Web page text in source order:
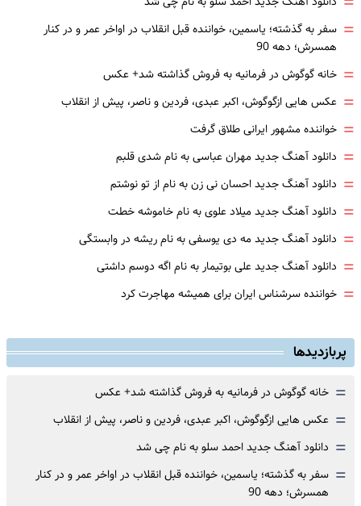
= سفر به گذشته؛ یاسمین، خواننده قبل انقلاب در اواخر عمر و در کنار
همسرش؛ دهه 90
= خانه گوگوش در فرمانیه به فروش گذاشته شد+ عکس
= عکس هایی ازگوگوش، اکبر عبدی، فردین و ناصر، پیش از انقلاب
= خواننده مشهور ایرانی طلاق گرفت
= دانلود آهنگ جدید مهران عباسی به نام شدی قلبم
= دانلود آهنگ جدید احسان نی زن به نام از تو نوشتم
= دانلود آهنگ جدید میلاد علوی به نام خاموشه خطت
= دانلود آهنگ جدید مه دی یوسفی به نام ریشه در وابستگی
= دانلود آهنگ جدید علی بوتیمار به نام اگه دوسم داشتی
= خواننده سرشناس ایران برای همیشه مهاجرت کرد
پربازدیدها
= خانه گوگوش در فرمانیه به فروش گذاشته شد+ عکس
= عکس هایی ازگوگوش، اکبر عبدی، فردین و ناصر، پیش از انقلاب
= دانلود آهنگ جدید احمد سلو به نام چی شد
= سفر به گذشته؛ یاسمین، خواننده قبل انقلاب در اواخر عمر و در کنار
همسرش؛ دهه 90